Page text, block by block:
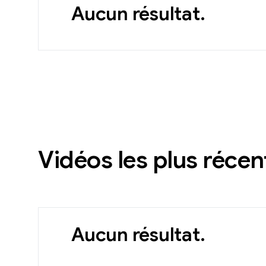
Aucun résultat.
Vidéos les plus
Aucun résultat.